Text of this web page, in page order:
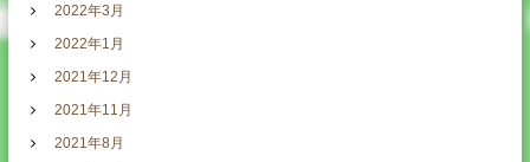
2022年3月
2022年1月
2021年12月
2021年11月
2021年8月